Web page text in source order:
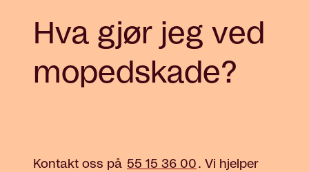
Hva gjør jeg ved
mopedskade?
Kontakt oss på 55 15 36 00 . Vi hjelper